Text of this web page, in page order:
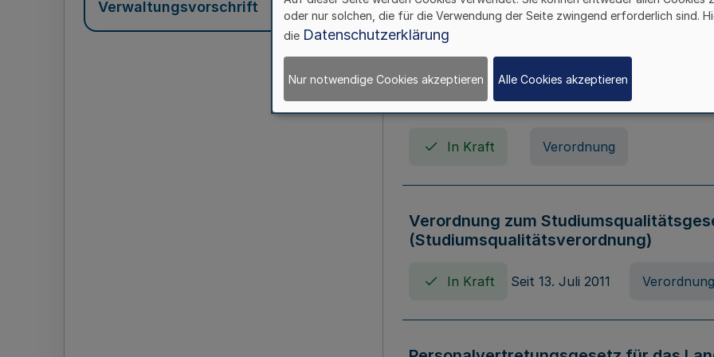
Verwaltungsvorschrift In Kraft Seit 01. April 2008 Gesetz
Verordnung über Beihilfen in Geburts-
Todesfällen (Beihilfenverordnung NRW
In Kraft Verordnung
Verordnung zum
(Studiumsqualitätsverordnung)
In Kraft Seit 13. Juli 2011 Verordnung
oder nur solchen, die für die Verwendung der Seite zwingend erforderlich sind.
die Datenschutzerklärung
Nur notwendige Cookies akzeptieren Alle Cookies akzeptieren